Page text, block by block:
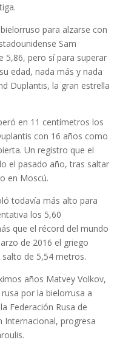
para alzarse con
Sam
5,86, pero sí para superar
edad, nada más y nada
Duplantis, la gran estrella
en 11 centímetros los
con 16 años como
Un registro que el
el pasado año, tras saltar
en Moscú.
todavía más alto para
los 5,60
que el récord del mundo
de 2016 el griego
de 5,54 metros.
años Matvey Volkov,
por la bielorrusa a
Federación Rusa de
Internacional, progresa